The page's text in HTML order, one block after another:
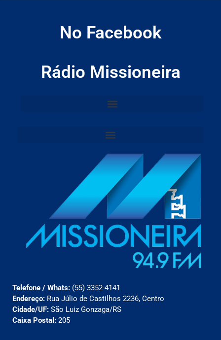
No Facebook
Rádio Missioneira
Telefone / Whats: (55) 3352-4141
Endereço: Rua Júlio de Castilhos 2236, Centro
Cidade/UF: São Luiz Gonzaga/RS
Caixa Postal: 205